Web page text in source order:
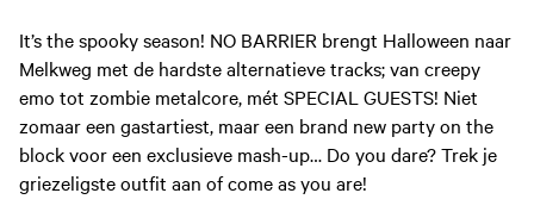
It’s the spooky season! NO BARRIER brengt Halloween naar
Melkweg met de hardste alternatieve tracks; van creepy
emo tot zombie metalcore, mét SPECIAL GUESTS! Niet
zomaar een gastartiest, maar een brand new party on the
block voor een exclusieve mash-up… Do you dare? Trek je
griezeligste outfit aan of come as you are!